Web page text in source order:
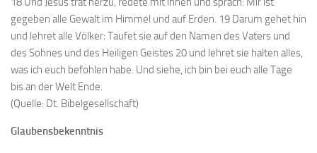
gegeben alle Gewalt im Himmel und auf Erden. 19 Darum gehet hin
und lehret alle Völker: Taufet sie auf den Namen des Vaters und
des Sohnes und des Heiligen Geistes 20 und lehret sie halten alles,
was ich euch befohlen habe. Und siehe, ich bin bei euch alle Tage
bis an der Welt Ende.
(Quelle: Dt. Bibelgesellschaft)
Glaubensbekenntnis